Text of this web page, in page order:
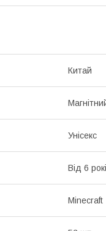
Китай
Унісекс
Від 6
Minecraft